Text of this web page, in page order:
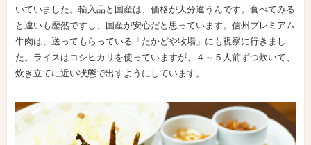
いていました。輸入品と国産は、価格が大分違うんです。食べてみる
と違いも歴然ですし、国産が安心だと思っています。信州プレミアム
牛肉は、送ってもらっている「たかどや牧場」にも視察に行きまし
た。ライスはコシヒカリを使っていますが、４～５人前ずつ炊いて、
炊き立てに近い状態で出すようにしています。